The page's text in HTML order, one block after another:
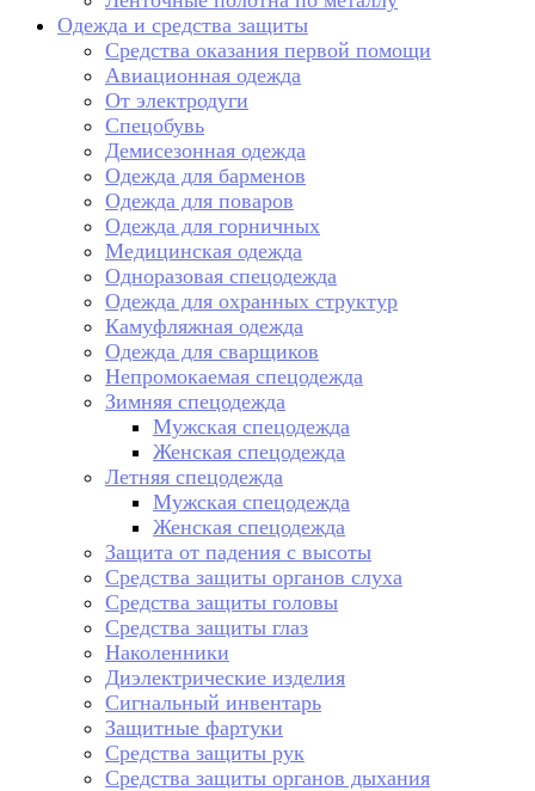
Одежда и средства защиты
Средства оказания первой помощи
Авиационная одежда
От электродуги
Спецобувь
Демисезонная одежда
Одежда для барменов
Одежда для поваров
Одежда для горничных
Медицинская одежда
Одноразовая спецодежда
Одежда для охранных структур
Камуфляжная одежда
Одежда для сварщиков
Непромокаемая спецодежда
Зимняя спецодежда
Мужская спецодежда
Женская спецодежда
Летняя спецодежда
Мужская спецодежда
Женская спецодежда
Защита от падения с высоты
Средства защиты органов слуха
Средства защиты головы
Средства защиты глаз
Наколенники
Диэлектрические изделия
Сигнальный инвентарь
Защитные фартуки
Средства защиты рук
Средства защиты органов дыхания